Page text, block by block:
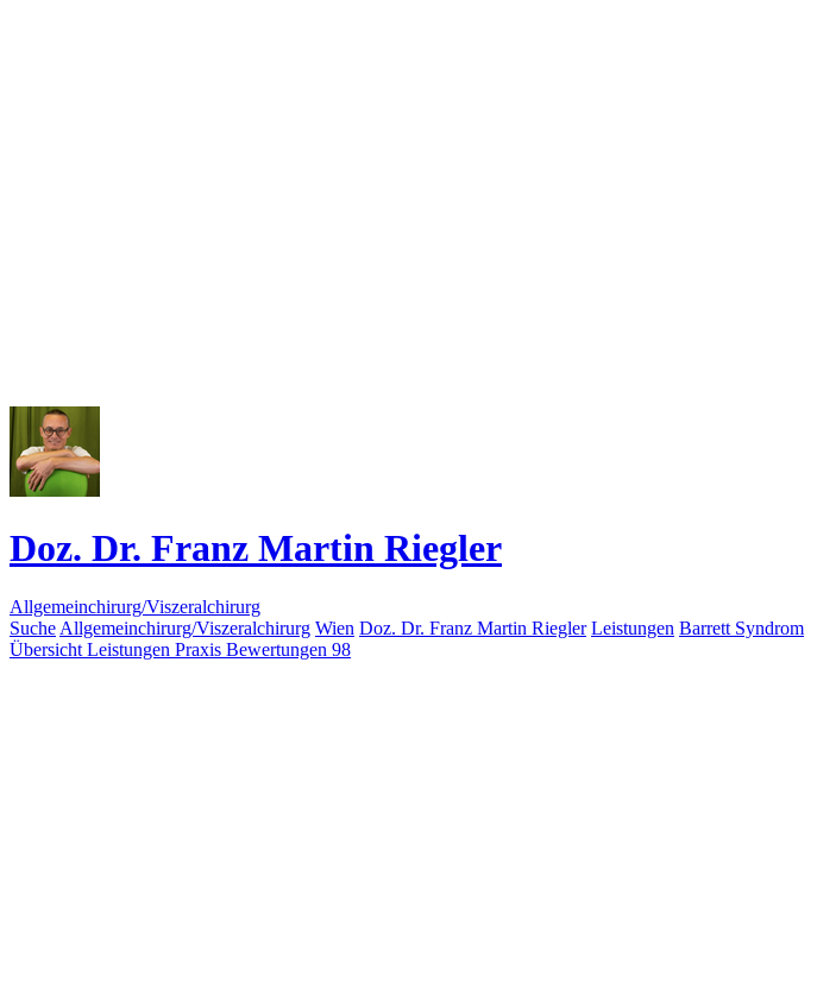
Doz. Dr. Franz Martin Riegler
Allgemeinchirurg/Viszeralchirurg
Suche Allgemeinchirurg/Viszeralchirurg Wien Doz. Dr. Franz Martin Riegler Leistungen Barrett Syndrom
Übersicht Leistungen Praxis Bewertungen 98